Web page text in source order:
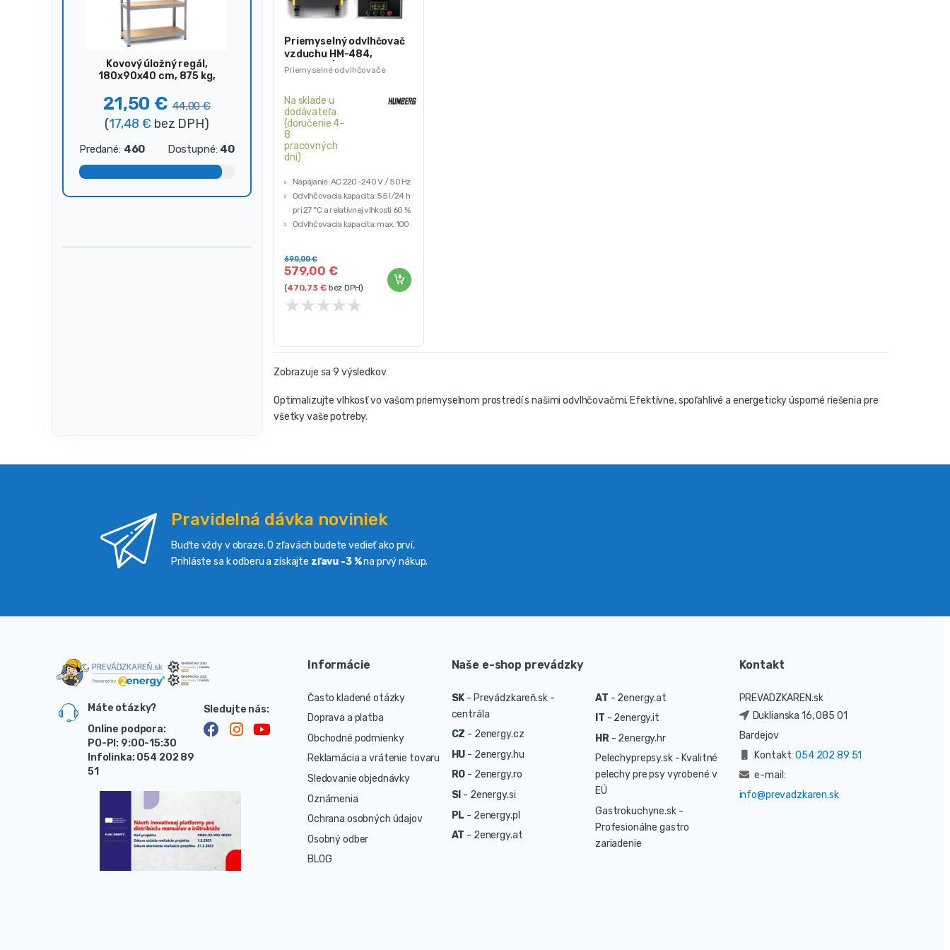
Priemyselné odvlhčovače
Priemyselný odvlhčovač
vzduchu HM-484,
100l/24h | Humberg
Na sklade u
dodávateľa
(doručenie 4-
8
pracovných
dni)
Napájanie: AC 220–240 V / 50 Hz
Odvlhčovacia kapacita: 55 l/24 h
pri 27 °C a relatívnej vlhkosti 60 %
Odvlhčovacia kapacita: max. 100
Menovitý príkon: 715 W
579,00€
690,00€
(470,73 €bez DPH)
★★★★★
Zobrazuje sa 9 výsledkov
Optimalizujte vlhkosť vo vašom priemyselnom prostredí s našimi odvlhčovačmi. Efektívne, spoľahlivé a energeticky úsporné riešenia pre
všetky vaše potreby.
Kovový úložný regál,
180x90x40 cm, 875 kg,
21,50 € 44,00€
(17,48€ bez DPH)
Predané: 460 Dostupné: 40
Pravidelná dávka noviniek
Buďte vždy v obraze. O zľavách budete vedieť ako prví.
Prihláste sa k odberu a získajte zľavu -3 %na prvý nákup.
Máte otázky?
Online podpora:
PO-PI: 9:00-15:30
Infolinka: 054 202 89
51
Informácie
Často kladené otázky
Doprava a platba
Obchodné podmienky
Reklamácia a vrátenie tovaru
Sledovanie objednávky
Oznámenia
Ochrana osobných údajov
Osobný odber
BLOG
Naše e-shop prevádzky
SK - Prevádzkareň.sk -
centrála
CZ - 2energy.cz
HU - 2energy.hu
RO - 2energy.ro
SI - 2energy.si
PL - 2energy.pl
AT - 2energy.at
AT - 2energy.at
IT - 2energy.it
HR- 2energy.hr
Pelechyprepsy.sk - Kvalitné
pelechy pre psy vyrobené v
EÚ
Gastrokuchyne.sk -
Profesionálne gastro
zariadenie
Kontakt
PREVADZKAREN.sk
Duklianska 16, 085 01
Bardejov
Kontakt:054 202 89 51
e-mail:
info@prevadzkaren.sk